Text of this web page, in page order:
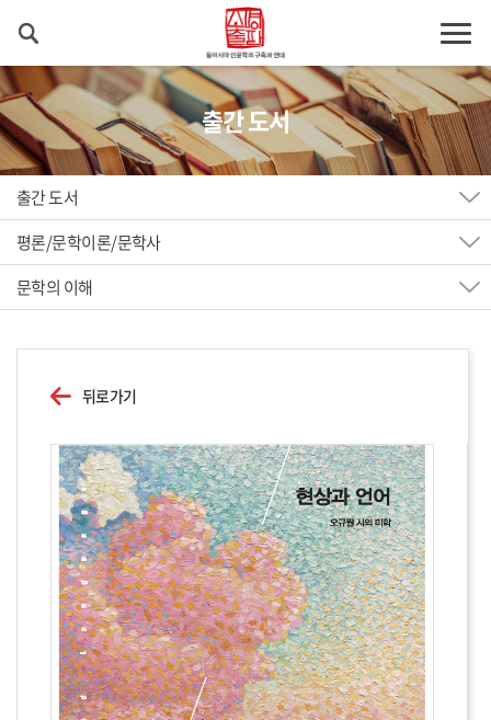
출간 도서
출간 도서
평론/문학이론/문학사
문학의 이해
뒤로가기